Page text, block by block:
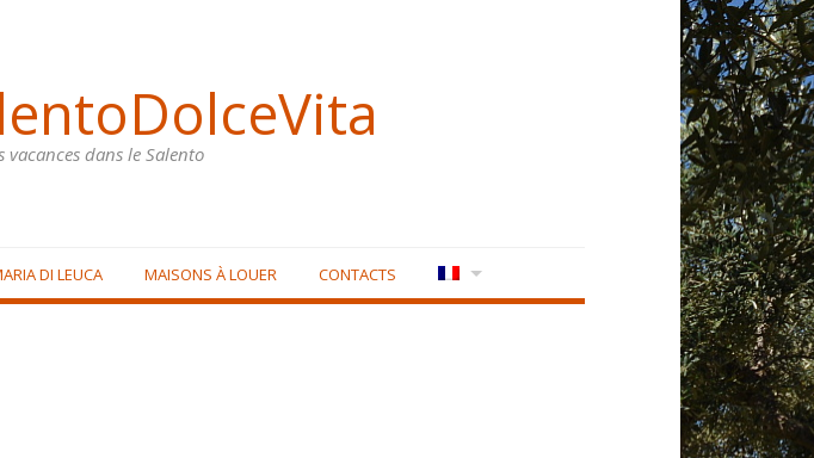
dans le Salento
DI LEUCA MAISONS À LOUER CONTACTS